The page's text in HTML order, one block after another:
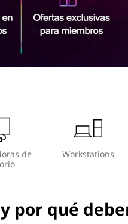
de
Workstations
por qué